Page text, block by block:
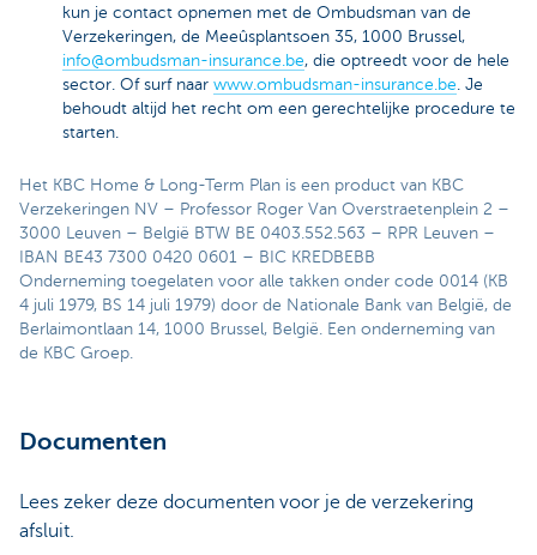
kun je contact opnemen met de Ombudsman van de
Verzekeringen, de Meeûsplantsoen 35, 1000 Brussel,
info@ombudsman-insurance.be, die optreedt voor de hele
sector. Of surf naar www.ombudsman-insurance.be. Je
behoudt altijd het recht om een gerechtelijke procedure te
starten.
Het KBC Home & Long-Term Plan is een product van KBC
Verzekeringen NV – Professor Roger Van Overstraetenplein 2 –
3000 Leuven – België BTW BE 0403.552.563 – RPR Leuven –
IBAN BE43 7300 0420 0601 – BIC KREDBEBB
Onderneming toegelaten voor alle takken onder code 0014 (KB
4 juli 1979, BS 14 juli 1979) door de Nationale Bank van België, de
Berlaimontlaan 14, 1000 Brussel, België. Een onderneming van
de KBC Groep.
Documenten
Lees zeker deze documenten voor je de verzekering
afsluit.